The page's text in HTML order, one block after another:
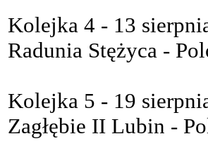
Kolejka 4 - 13
Radunia Stężyca -
Kolejka 5 - 19
Zagłębie II Lubin -